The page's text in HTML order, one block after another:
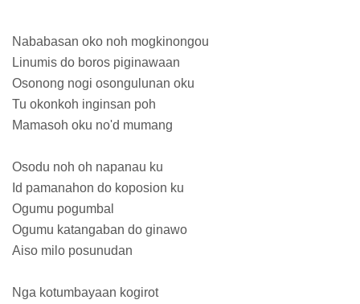
Nababasan oko noh mogkinongou
Linumis do boros piginawaan
Osonong nogi osongulunan oku
Tu okonkoh inginsan poh
Mamasoh oku no'd mumang
Osodu noh oh napanau ku
Id pamanahon do koposion ku
Ogumu pogumbal
Ogumu katangaban do ginawo
Aiso milo posunudan
Nga kotumbayaan kogirot